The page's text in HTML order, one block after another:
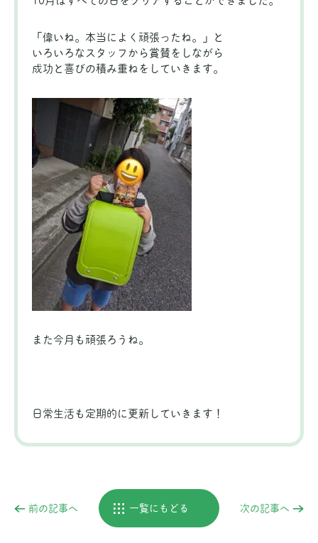
「偉いね。本当によく頑張ったね。」と
いろいろなスタッフから賞賛をしながら
成功と喜びの積み重ねをしていきます。
また今月も頑張ろうね。
日常生活も定期的に更新していきます！
前の記事へ 一覧にもどる 次の記事へ